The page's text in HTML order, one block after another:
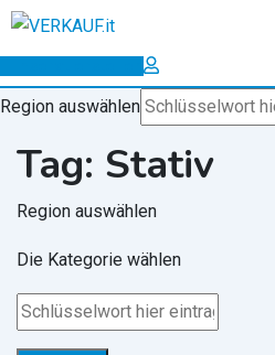
Zum
springen
Inserat erstellen
Region auswählen
Tag: Stativ
Region auswählen
Die Kategorie wählen